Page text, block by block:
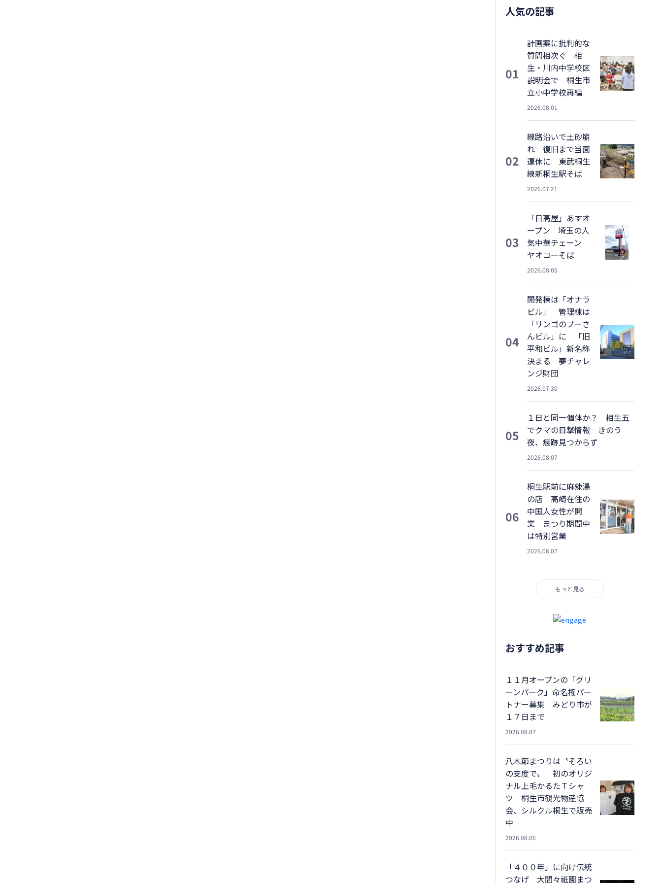
人気の記事
01
計画案に批判的な
質問相次ぐ 相
生・川内中学校区
説明会で 桐生市
立小中学校再編
2026.08.01
02
線路沿いで土砂崩
れ 復旧まで当面
運休に 東武桐生
線新桐生駅そば
2026.07.21
03
「日高屋」あすオ
ープン 埼玉の人
気中華チェーン
ヤオコーそば
2026.08.05
04
開発棟は「オナラ
ビル」 管理棟は
「リンゴのプーさ
んビル」に 「旧
平和ビル」新名称
決まる 夢チャレ
ンジ財団
2026.07.30
05
１日と同一個体か？ 相生五
でクマの目撃情報 きのう
夜、痕跡見つからず
2026.08.07
06
桐生駅前に麻辣湯
の店 高崎在住の
中国人女性が開
業 まつり期間中
は特別営業
2026.08.07
もっと見る
おすすめ記事
１１月オープンの「グリ
ーンパーク」命名権パー
トナー募集 みどり市が
１７日まで
2026.08.07
八木節まつりは〝そろい
の支度で〟 初のオリジ
ナル上毛かるたＴシャ
ツ 桐生市観光物産協
会、シルクル桐生で販売
中
2026.08.06
「４００年」に向け伝統
つなげ 大間々祇園まつ